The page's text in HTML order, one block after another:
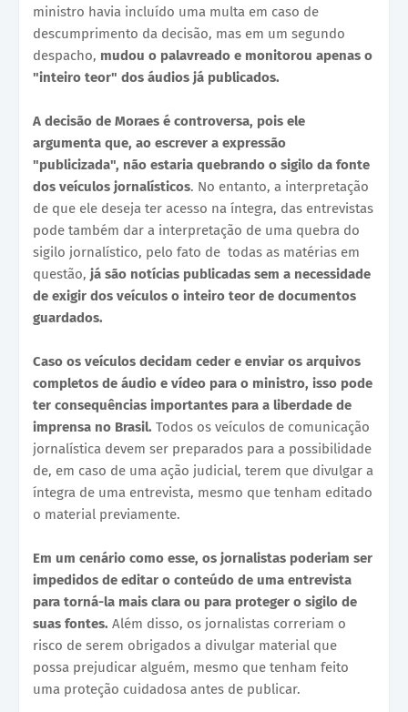
ministro havia incluído uma multa em caso de
descumprimento da decisão, mas em um segundo
despacho, mudou o palavreado e monitorou apenas o
"inteiro teor" dos áudios já publicados.
A decisão de Moraes é controversa, pois ele
argumenta que, ao escrever a expressão
"publicizada", não estaria quebrando o sigilo da fonte
dos veículos jornalísticos. No entanto, a interpretação
de que ele deseja ter acesso na íntegra, das entrevistas
pode também dar a interpretação de uma quebra do
sigilo jornalístico, pelo fato de todas as matérias em
questão, já são notícias publicadas sem a necessidade
de exigir dos veículos o inteiro teor de documentos
guardados.
Caso os veículos decidam ceder e enviar os arquivos
completos de áudio e vídeo para o ministro, isso pode
ter consequências importantes para a liberdade de
imprensa no Brasil. Todos os veículos de comunicação
jornalística devem ser preparados para a possibilidade
de, em caso de uma ação judicial, terem que divulgar a
íntegra de uma entrevista, mesmo que tenham editado
o material previamente.
Em um cenário como esse, os jornalistas poderiam ser
impedidos de editar o conteúdo de uma entrevista
para torná-la mais clara ou para proteger o sigilo de
suas fontes. Além disso, os jornalistas correriam o
risco de serem obrigados a divulgar material que
possa prejudicar alguém, mesmo que tenham feito
uma proteção cuidadosa antes de publicar.